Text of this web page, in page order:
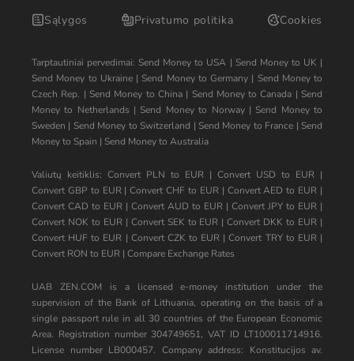
Sąlygos Privatumo politika Cookies
Tarptautiniai pervedimai: Send Money to USA | Send Money to UK |
Send Money to Ukraine| Send Money to Germany | Send Money to
Czech Rep. | Send Money to China| Send Money to Canada | Send
Money to Netherlands | Send Money to Norway| Send Money to
Sweden | Send Money to Switzerland | Send Money to France | Send
Money to Spain | Send Money to Australia
Valiutų keitiklis: Convert PLN to EUR | Convert USD to EUR |
Convert GBP to EUR|Convert CHF to EUR| Convert AED to EUR |
Convert CAD to EUR | Convert AUD to EUR | Convert JPY to EUR |
Convert NOK to EUR| Convert SEK to EUR |Convert DKK to EUR |
Convert HUF to EUR | Convert CZK to EUR |Convert TRY to EUR|
Convert RON to EUR | Compare Exchange Rates
UAB ZEN.COM is a licensed e-money institution under the
supervision of the Bank of Lithuania, operating on the basis of a
single passport rule in all 30 countries of the European Economic
Area. Registration number 304749651, VAT ID LT100011714916.
License number LB000457. Company address: Konstitucijos av.